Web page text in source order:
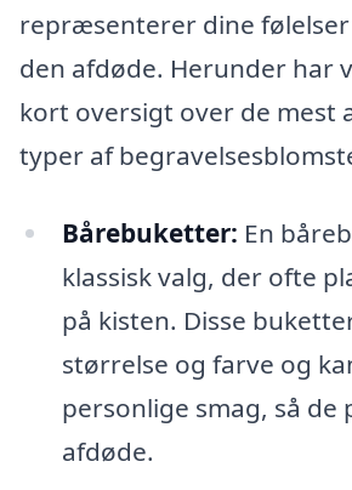
repræsenterer dine
den afdøde. Herunder har
kort oversigt over de mest
typer af
Bårebuketter: En
klassisk valg, der ofte
på kisten. Disse
størrelse og farve og
personlige smag, så de
afdøde.